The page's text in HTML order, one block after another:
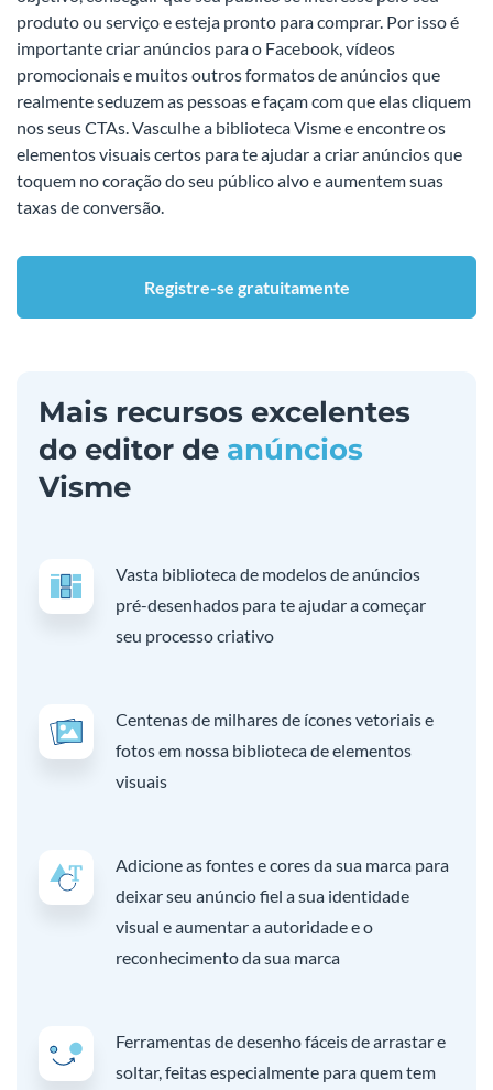
produto ou serviço e esteja pronto para comprar. Por isso é
importante criar anúncios para o Facebook, vídeos
promocionais e muitos outros formatos de anúncios que
realmente seduzem as pessoas e façam com que elas cliquem
nos seus CTAs. Vasculhe a biblioteca Visme e encontre os
elementos visuais certos para te ajudar a criar anúncios que
toquem no coração do seu público alvo e aumentem suas
taxas de conversão.
Registre-se gratuitamente
Mais recursos excelentes
do editor de anúncios
Visme
Vasta biblioteca de modelos de anúncios
pré-desenhados para te ajudar a começar
seu processo criativo
Centenas de milhares de ícones vetoriais e
fotos em nossa biblioteca de elementos
visuais
Adicione as fontes e cores da sua marca para
deixar seu anúncio fiel a sua identidade
visual e aumentar a autoridade e o
reconhecimento da sua marca
Ferramentas de desenho fáceis de arrastar e
soltar, feitas especialmente para quem tem